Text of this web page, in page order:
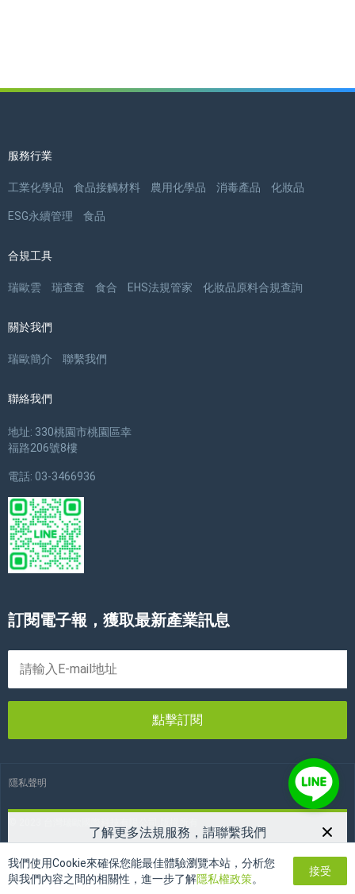
了解更多法規服務，請聯繫我們
電話： 03-3466936
郵箱： twreach24h@reach24h.com
服務行業
工業化學品 食品接觸材料 農用化學品 消毒產品 化妝品
ESG永續管理 食品
合規工具
瑞歐雲 瑞查查 食合 EHS法規管家 化妝品原料合規查詢
關於我們
瑞歐簡介 聯繫我們
聯絡我們
地址: 330桃園市桃園區幸
福路206號8樓
電話: 03-3466936
訂閱電子報，獲取最新產業訊息
點擊訂閱
隱私聲明
我們使用Cookie來確保您能最佳體驗瀏覽本站，分析您
與我們內容之間的相關性，進一步了解隱私權政策。
接受